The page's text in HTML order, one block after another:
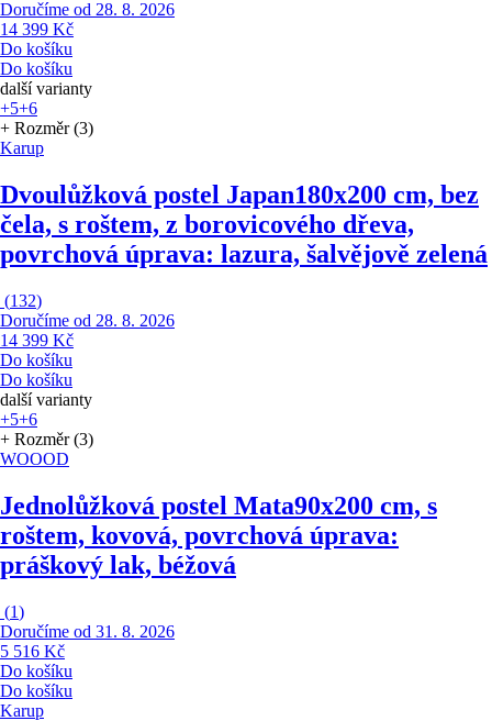
Doručíme od 28. 8. 2026
14 399 Kč
Do košíku
Do košíku
další varianty
+5+6
+ Rozměr (3)
Karup
Dvoulůžková postel Japan180x200 cm, bez
čela, s roštem, z borovicového dřeva,
povrchová úprava: lazura, šalvějově zelená
(132)
Doručíme od 28. 8. 2026
14 399 Kč
Do košíku
Do košíku
další varianty
+5+6
+ Rozměr (3)
WOOOD
Jednolůžková postel Mata90x200 cm, s
roštem, kovová, povrchová úprava:
práškový lak, béžová
(1)
Doručíme od 31. 8. 2026
5 516 Kč
Do košíku
Do košíku
Karup